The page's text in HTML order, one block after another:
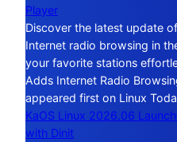
Player
Discover the latest update
Internet radio browsing in
your favorite stations
Adds Internet Radio
appeared first on Linux
KaOS Linux 2026.06
with Dinit